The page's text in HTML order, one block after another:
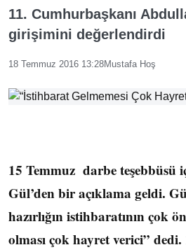
11. Cumhurbaşkanı
girişimini değerlendirdi
18 Temmuz 2016 13:28Mustafa Hoş
15 Temmuz darbe
Gül’den bir açıklama geldi.
hazırlığın istihbaratının çok
olması çok hayret verici”